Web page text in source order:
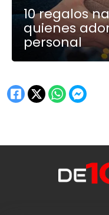
10 regalos
quienes
personal